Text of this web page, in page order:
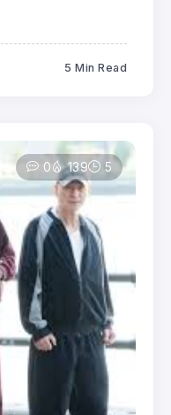
5 Min Read
0 139 5